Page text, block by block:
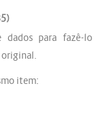
para fazê-lo
original.
item: